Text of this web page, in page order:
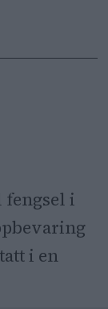
fengsel i
i en